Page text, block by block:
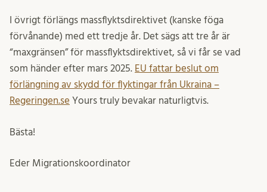
I övrigt förlängs massflyktsdirektivet (kanske föga
förvånande) med ett tredje år. Det sägs att tre år är
“maxgränsen” för massflyktsdirektivet, så vi får se vad
som händer efter mars 2025. EU fattar beslut om
förlängning av skydd för flyktingar från Ukraina –
Regeringen.se Yours truly bevakar naturligtvis.
Bästa!
Eder Migrationskoordinator